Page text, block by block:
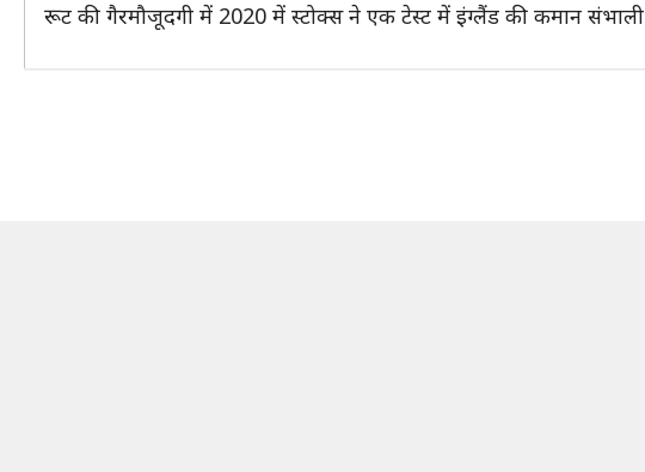
रूट की गैरमौजूदगी में 2020 में स्टोक्स ने एक टेस्ट में इंग्लैंड की कमान